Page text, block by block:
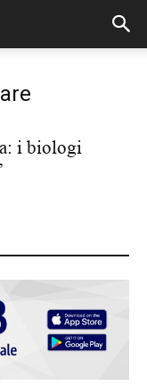
i biologi